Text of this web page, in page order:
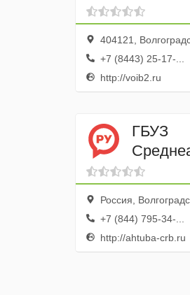
№ 2
404121, Волгоградская
+7 (8443) 25-17-...
http://voib2.ru
ГБУЗ
Россия, Волгоградская область,
+7 (844) 795-34-...
http://ahtuba-crb.ru